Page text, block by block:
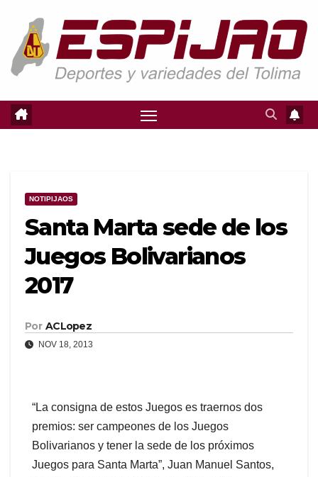
contenido
NOTIPIJAOS
Santa Marta sede de los
Juegos Bolivarianos
2017
Por ACLopez
NOV 18, 2013
“La consigna de estos Juegos es traernos dos
premios: ser campeones de los Juegos
Bolivarianos y tener la sede de los próximos
Juegos para Santa Marta”, Juan Manuel Santos,